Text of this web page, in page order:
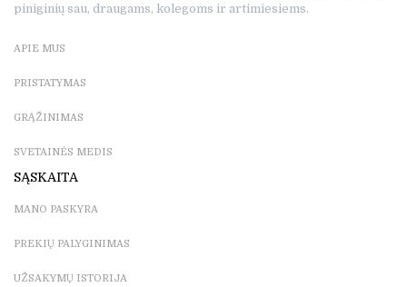
piniginių sau, draugams, kolegoms ir artimiesiems.
APIE MUS
PRISTATYMAS
GRĄŽINIMAS
SVETAINĖS MEDIS
SĄSKAITA
MANO PASKYRA
PREKIŲ PALYGINIMAS
UŽSAKYMŲ ISTORIJA